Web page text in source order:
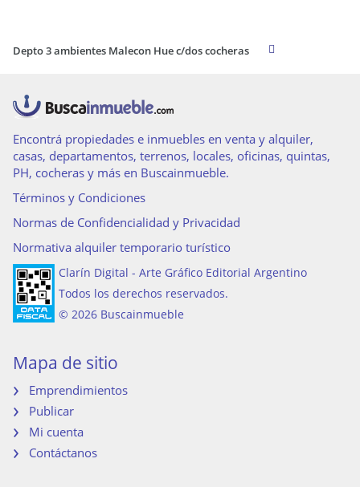
Depto 3 ambientes Malecon Hue c/dos cocheras
Encontrá propiedades e inmuebles en venta y alquiler,
casas, departamentos, terrenos, locales, oficinas, quintas,
PH, cocheras y más en Buscainmueble.
Términos y Condiciones
Normas de Confidencialidad y Privacidad
Normativa alquiler temporario turístico
Clarín Digital - Arte Gráfico Editorial Argentino
Todos los derechos reservados.
© 2026 Buscainmueble
Mapa de sitio
Emprendimientos
Publicar
Mi cuenta
Contáctanos